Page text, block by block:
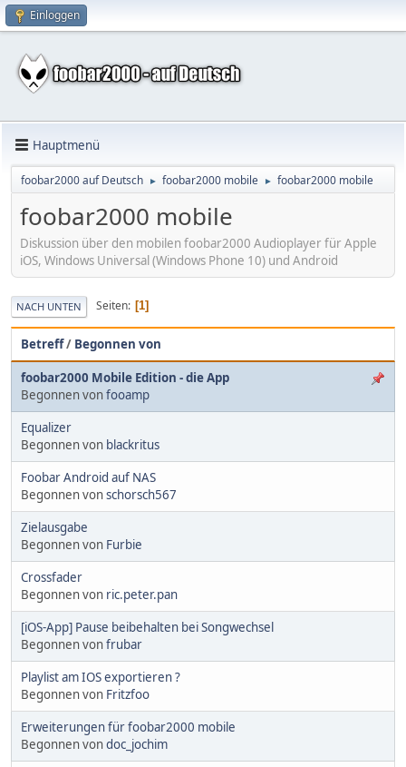
Einloggen
Hauptmenü
foobar2000 auf Deutsch ► foobar2000 mobile ► foobar2000 mobile
foobar2000 mobile
Diskussion über den mobilen foobar2000 Audioplayer für Apple
iOS, Windows Universal (Windows Phone 10) und Android
NACH UNTEN Seiten 1
Betreff/ Begonnen von
foobar2000 Mobile Edition - die App
Begonnen vonfooamp
Equalizer
Begonnen von blackritus
Foobar Android auf NAS
Begonnen vonschorsch567
Zielausgabe
Begonnen von Furbie
Crossfader
Begonnen von ric.peter.pan
[iOS-App] Pause beibehalten bei Songwechsel
Begonnen vonfrubar
Playlist am IOS exportieren ?
Begonnen von Fritzfoo
Erweiterungen für foobar2000 mobile
Begonnen vondoc_jochim